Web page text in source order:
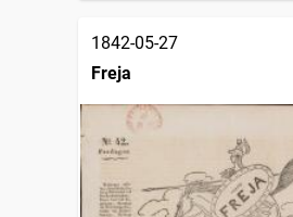
1842-05-27
Freja